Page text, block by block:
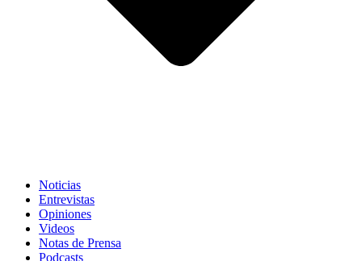
Noticias
Entrevistas
Opiniones
Videos
Notas de Prensa
Podcasts